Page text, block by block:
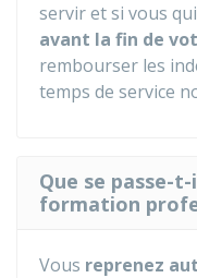
servir et si vous
avant la fin de
rembourser les
temps de service
Que se passe-
formation
Vous reprenez